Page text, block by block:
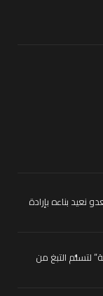
بناءه بإرادة
لتسلُّم التبغ من